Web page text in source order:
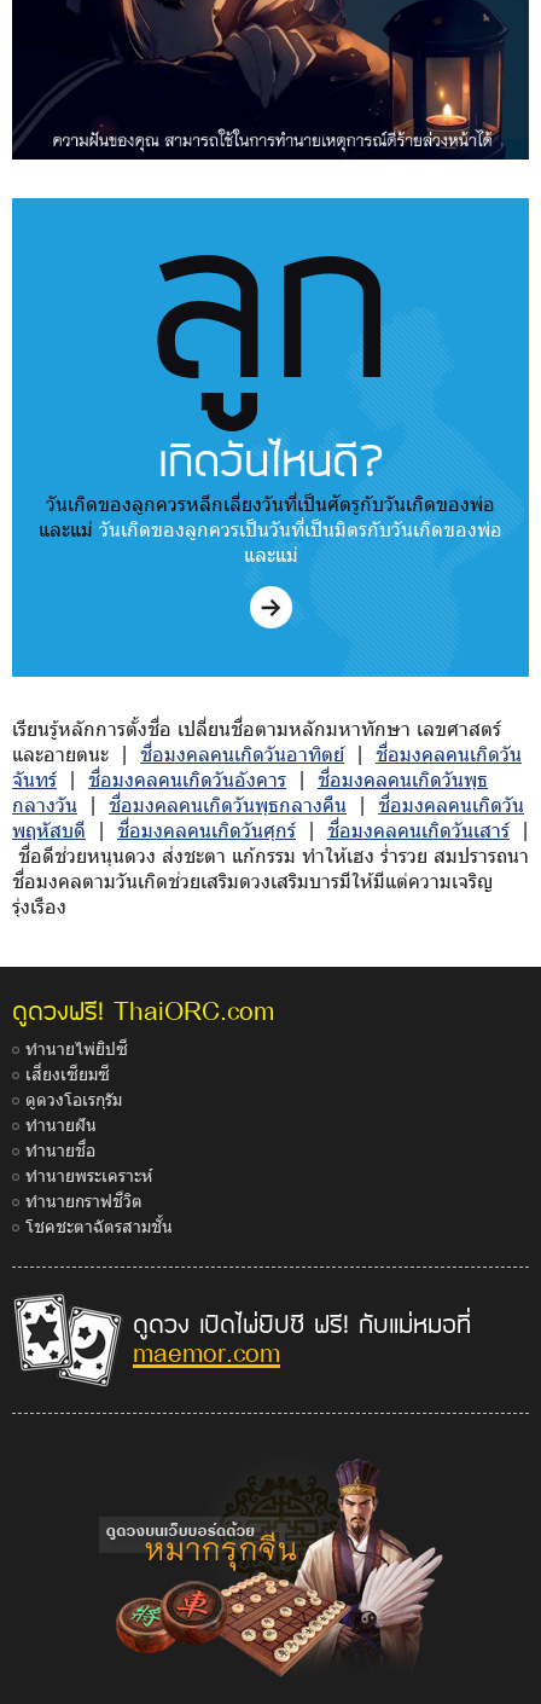
ลูก
เกิดวันไหนดี?
วันเกิดของลูกควรหลีกเลี่ยงวันที่เป็นศัตรูกับวันเกิดของพ่อ
และแม่ วันเกิดของลูกควรเป็นวันที่เป็นมิตรกับวันเกิดของพ่อ
และแม่
เรียนรู้หลักการตั้งชื่อ เปลี่ยนชื่อตามหลักมหาทักษา เลขศาสตร์
และอายตนะ | ชื่อมงคลคนเกิดวันอาทิตย์| ชื่อมงคลคนเกิดวัน
จันทร์ | ชื่อมงคลคนเกิดวันอังคาร | ชื่อมงคลคนเกิดวันพุธ
กลางวัน | ชื่อมงคลคนเกิดวันพุธกลางคืน | ชื่อมงคลคนเกิดวัน
พฤหัสบดี | ชื่อมงคลคนเกิดวันศุกร์ | ชื่อมงคลคนเกิดวันเสาร์ |
ชื่อดีช่วยหนุนดวง ส่งชะตา แก้กรรม ทำให้เฮง ร่ำรวย สมปรารถนา
ชื่อมงคลตามวันเกิดช่วยเสริมดวงเสริมบารมีให้มีแต่ความเจริญ
รุ่งเรือง
ดูดวงฟรี! ThaiORC.com
ทำนายไพ่ยิปซี
เสี่ยงเซียมซี
ดูดวงโอเรกุรัม
ทำนายฝัน
ทำนายชื่อ
ทำนายพระเคราะห์
ทำนายกราฟชีวิต
โชคชะตาฉัตรสามชั้น
ดูดวง เปิดไพ่ยิปซี ฟรี! กับแม่หมอที่
maemor.com